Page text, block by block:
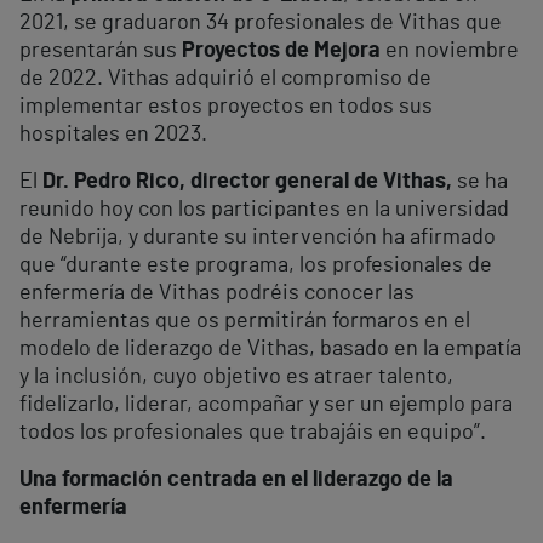
2021, se graduaron 34 profesionales de Vithas que
presentarán sus Proyectos de Mejora en noviembre
de 2022. Vithas adquirió el compromiso de
implementar estos proyectos en todos sus
hospitales en 2023.
El Dr. Pedro Rico, director general de Vithas, se ha
reunido hoy con los participantes en la universidad
de Nebrija, y durante su intervención ha afirmado
que “durante este programa, los profesionales de
enfermería de Vithas podréis conocer las
herramientas que os permitirán formaros en el
modelo de liderazgo de Vithas, basado en la empatía
y la inclusión, cuyo objetivo es atraer talento,
fidelizarlo, liderar, acompañar y ser un ejemplo para
todos los profesionales que trabajáis en equipo”.
Una formación centrada en el liderazgo de la
enfermería